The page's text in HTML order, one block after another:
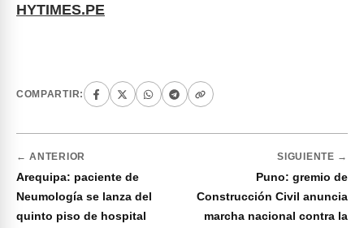
HYTIMES.PE
COMPARTIR:
← ANTERIOR
Arequipa: paciente de
Neumología se lanza del
quinto piso de hospital
SIGUIENTE →
Puno: gremio de
Construcción Civil anuncia
marcha nacional contra la